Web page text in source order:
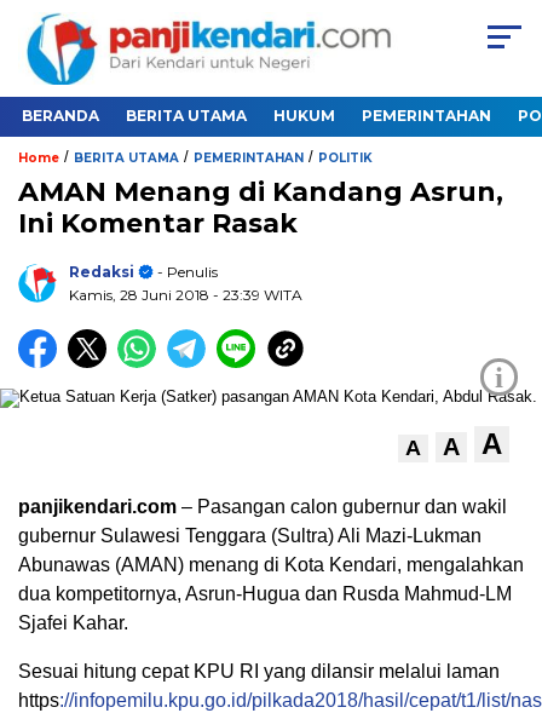
BERANDA BERITA UTAMA HUKUM PEMERINTAHAN
Home / BERITA UTAMA / PEMERINTAHAN / POLITIK
AMAN Menang di Kandang Asrun,
Ini Komentar Rasak
Redaksi
- Penulis
Kamis, 28 Juni 2018 - 23:39 WITA
i
A A A
panjikendari.com – Pasangan calon gubernur dan wakil
gubernur Sulawesi Tenggara (Sultra) Ali Mazi-Lukman
Abunawas (AMAN) menang di Kota Kendari, mengalahkan
dua kompetitornya, Asrun-Hugua dan Rusda Mahmud-LM
Sjafei Kahar.
Sesuai hitung cepat KPU RI yang dilansir melalui laman
https://infopemilu.kpu.go.id/pilkada2018/hasil/cepat/t1/list/